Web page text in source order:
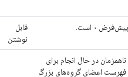
"private":
string
}
"shared":
key): string
۰ است.
قابل
نوشتن
در حال انجام برای
فهرست اعضای گروه‌های بزرگ